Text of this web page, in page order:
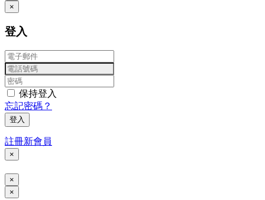
×
登入
保持登入
忘記密碼？
登入
註冊新會員
×
×
×